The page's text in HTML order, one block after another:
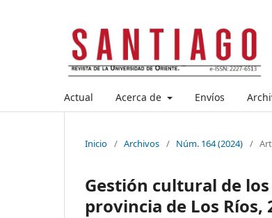
Actual Acerca de Envíos
Inicio / Archivos / Núm. 164 (2024) /
Gestión cultural de
provincia de Los Ríos,